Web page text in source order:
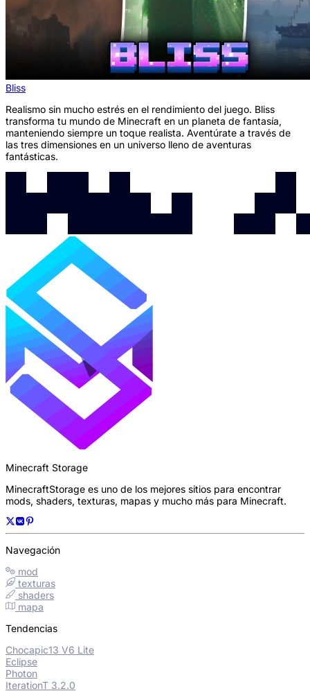
Bliss
Realismo sin mucho estrés en el rendimiento del juego. Bliss
transforma tu mundo de Minecraft en un planeta de fantasía,
manteniendo siempre un toque realista. Aventúrate a través de
las tres dimensiones en un universo lleno de aventuras
fantásticas.
Minecraft Storage
MinecraftStorage es uno de los mejores sitios para encontrar
mods, shaders, texturas, mapas y mucho más para Minecraft.
Navegación
mod
texturas
shaders
mapa
Tendencias
Chocapic13 V6 Lite
Eclipse
Photon
IterationT 3.2.0